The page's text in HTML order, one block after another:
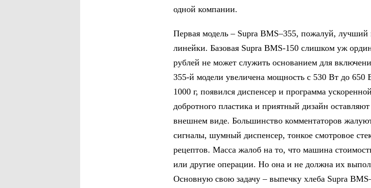
одной компании.
Первая модель – Supra BMS–355, пожалуй, лучший
линейки. Базовая Supra BMS-150 слишком уж
рублей не может служить основанием для
355-й модели увеличена мощность с 530 Вт до 650
1000 г, появился диспенсер и программа
добротного пластика и приятный дизайн
внешнем виде. Большинство комментаторов
сигналы, шумный диспенсер, тонкое смотровое
рецептов. Масса жалоб на то, что машина
или другие операции. Но она и не должна их
Основную свою задачу – выпечку хлеба Supra